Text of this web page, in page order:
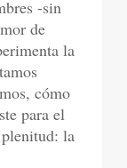
-sin
de
la
cómo
para el
plenitud: la